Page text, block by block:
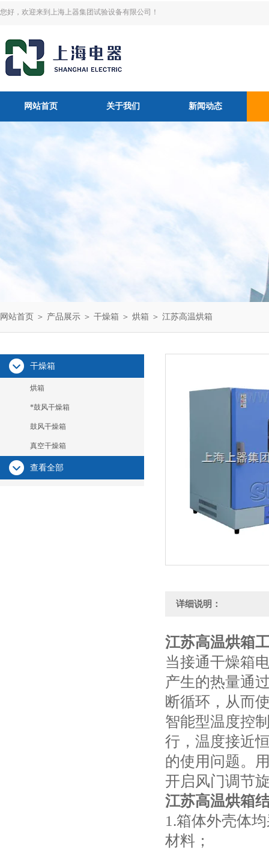
您好，欢迎来到上海上器集团试验设备有限公司！
网站首页 关于我们 新闻动态
网站首页 ＞ 产品展示 ＞ 干燥箱 ＞ 烘箱 ＞ 江苏高温烘箱
干燥箱
烘箱
*鼓风干燥箱
鼓风干燥箱
真空干燥箱
查看全部
详细说明：
江苏高温烘箱
当接通干燥箱
产生的热量通
断循环，从而
智能型温度控
行，温度接近
的使用问题。
开启风门调节
江苏高温烘箱
1.箱体外壳体
材料；